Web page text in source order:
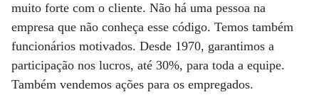
muito forte com o cliente. Não há uma pessoa na
empresa que não conheça esse código. Temos também
funcionários motivados. Desde 1970, garantimos a
participação nos lucros, até 30%, para toda a equipe.
Também vendemos ações para os empregados.